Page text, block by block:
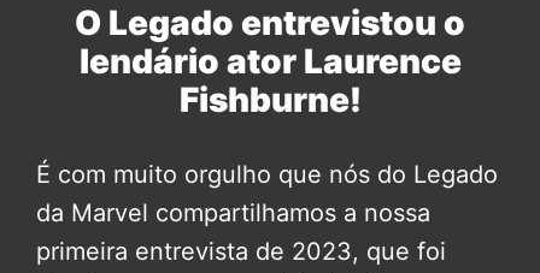
O Legado entrevistou o
lendário ator Laurence
Fishburne!
É com muito orgulho que nós do Legado
da Marvel compartilhamos a nossa
primeira entrevista de 2023, que foi